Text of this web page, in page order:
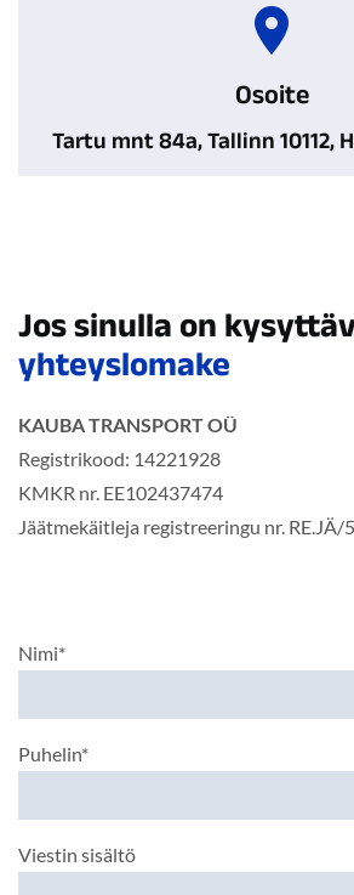
Osoite
Tartu mnt 84a, Tallinn 10112,
Jos sinulla on
yhteyslomake
KAUBA TRANSPORT OÜ
Registrikood: 14221928
KMKR nr. EE102437474
Jäätmekäitleja registreeringu nr. RE.JÄ/
Nimi*
Puhelin*
Viestin sisältö